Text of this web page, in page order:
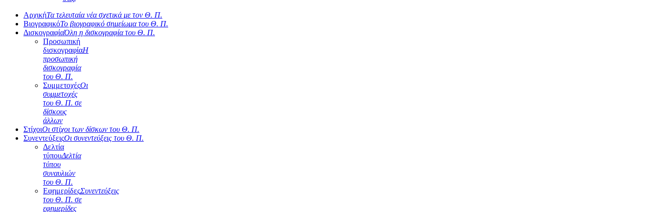
ΑρχικήΤα τελευταία νέα σχετικά με τον Θ. Π.
ΒιογραφικόΤο βιογραφικό σημείωμα του Θ. Π.
ΔισκογραφίαΌλη η δισκογραφία του Θ. Π.
Προσωπική
δισκογραφίαΗ
προσωπική
δισκογραφία
του Θ. Π.
ΣυμμετοχέςΟι
συμμετοχές
του Θ. Π. σε
δίσκους
άλλων
ΣτίχοιΟι στίχοι των δίσκων του Θ. Π.
ΣυνεντεύξειςΟι συνεντεύξεις του Θ. Π.
Δελτία
τύπουΔελτία
τύπου
συναυλιών
του Θ. Π.
ΕφημερίδεςΣυνεντεύξεις
του Θ. Π. σε
εφημερίδες